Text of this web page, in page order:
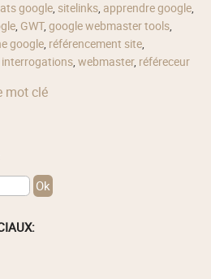
google, sitelinks, apprendre google,
, GWT,google webmaster tools,
google, référencement site,
interrogations,webmaster, référeceur
mot clé